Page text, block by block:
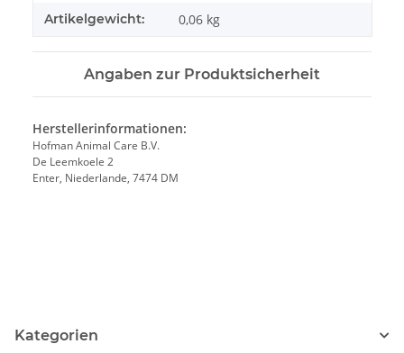
Artikelgewicht: 0,06 kg
Angaben zur Produktsicherheit
Herstellerinformationen:
Hofman Animal Care B.V.
De Leemkoele 2
Enter, Niederlande, 7474 DM
Kategorien